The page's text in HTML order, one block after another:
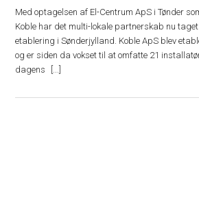
Med optagelsen af El-Centrum ApS i Tønder
Koble har det multi-lokale partnerskab nu
etablering i Sønderjylland. Koble ApS blev
og er siden da vokset til at omfatte 21
dagens